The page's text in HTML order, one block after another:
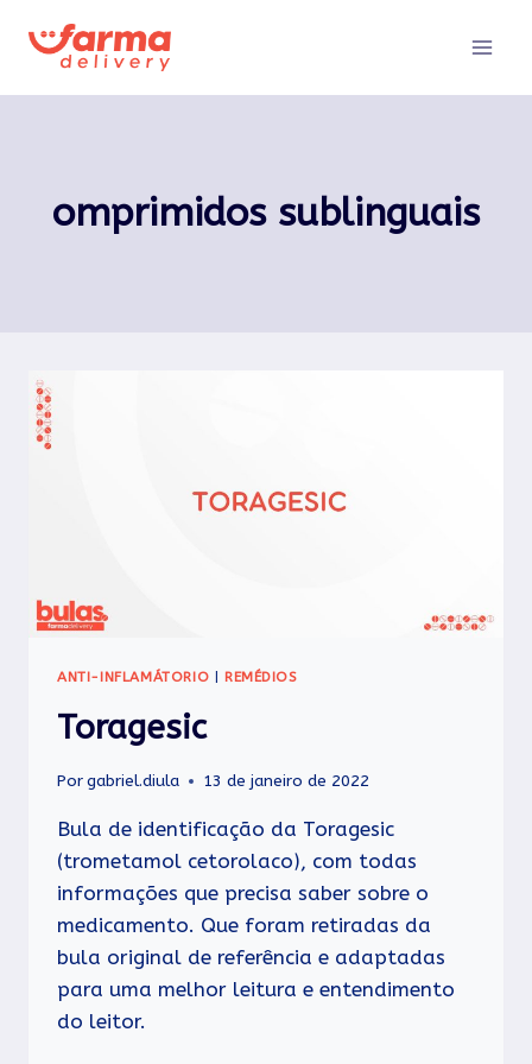
para
omprimidos sublinguais
ANTI-INFLAMÁTORIO REMÉDIOS
Toragesic
Porgabriel.diula 13 de janeiro de 2022
Bula de identificação da Toragesic
(trometamol cetorolaco), com todas
informações que precisa saber sobre o
medicamento. Que foram retiradas da
bula original de referência e adaptadas
para uma melhor leitura e entendimento
do leitor.